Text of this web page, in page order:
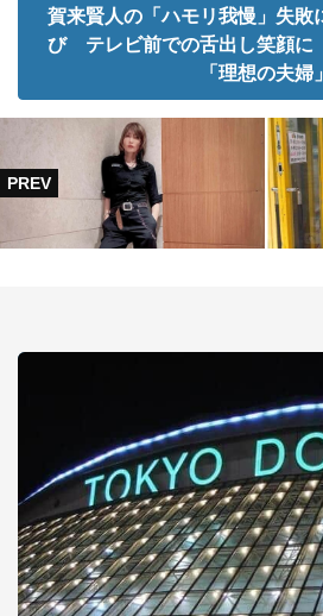
賀来賢人の「ハモリ我慢」失敗
び テレビ前での舌出し笑顔に
「理想の夫婦」